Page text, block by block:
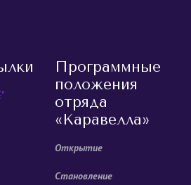
Программные
положения
отряда
«Каравелла»
Открытие
Становление